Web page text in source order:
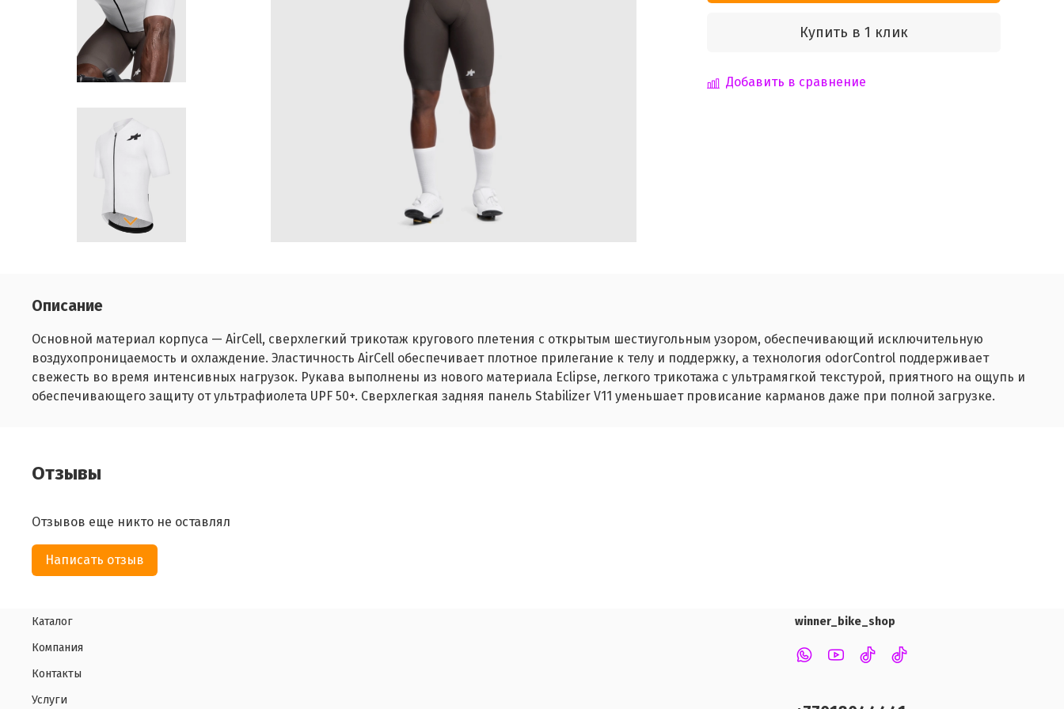
Купить в 1 клик
Добавить в сравнение
Описание
Основной материал корпуса — AirCell, сверхлегкий трикотаж кругового плетения с открытым шестиугольным узором, обеспечивающий исключительную
воздухопроницаемость и охлаждение. Эластичность AirCell обеспечивает плотное прилегание к телу и поддержку, а технология odorControl поддерживает
свежесть во время интенсивных нагрузок. Рукава выполнены из нового материала Eclipse, легкого трикотажа с ультрамягкой текстурой, приятного на ощупь и
обеспечивающего защиту от ультрафиолета UPF 50+. Сверхлегкая задняя панель Stabilizer V11 уменьшает провисание карманов даже при полной загрузке.
Отзывы
Отзывов еще никто не оставлял
Написать отзыв
Каталог
Компания
Контакты
Услуги
winner_bike_shop